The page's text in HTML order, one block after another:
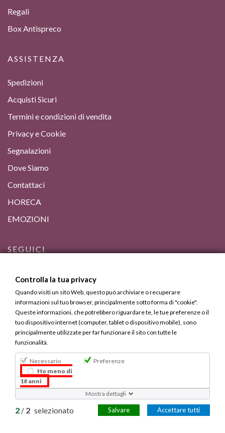
Regali
Box Antispreco
ASSISTENZA
Spedizioni
Acquisti Sicuri
Termini e condizioni di vendita
Privacy e Cookie
Segnalazioni
Dove Siamo
Contattaci
HORECA
EMOZIONI
SEGUICI
Bevi Responsabilmente, ma Calabrese.
Copyright © 2013 - 2025 Calabria Gourmet. Tutti i diritti
riservati.
Controlla la tua privacy
Quando visiti un sito Web, questo può archiviare o recuperare
informazioni sul tuo browser, principalmente sotto forma di "cookie".
Queste informazioni, che potrebbero riguardare te, le tue preferenze o il
tuo dispositivo internet (computer, tablet o dispositivo mobile), sono
principalmente utilizzate per far funzionare il sito con tutte le
funzionalità.
Necessario
Preferenze
Ho meno di
18 anni
Mostra dettagli
2 / 2 selezionato Accettare tutti
Salvare